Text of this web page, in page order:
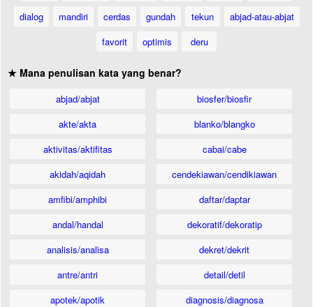
dialog
mandiri cerdas gundah tekun
abjad-atau-abjat
favorit
optimis deru
★ Mana penulisan kata yang benar?
abjad/abjat
akte/akta
aktivitas/aktifitas
akidah/aqidah
amfibi/amphibi
andal/handal
analisis/analisa
antre/antri
apotek/apotik
biosfer/biosfir
blanko/blangko
cabai/cabe
cendekiawan/cendikiawan
daftar/daptar
dekoratif/dekoratip
dekret/dekrit
detail/detil
diagnosis/diagnosa